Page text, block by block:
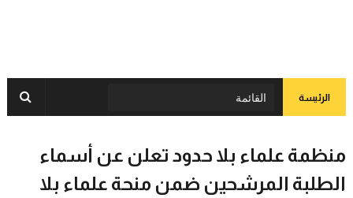
الرئيسة
منظمة علماء بلا حدود تعلن عن أسماء
الطلبة المرشحين ضمن منحة علماء بلا